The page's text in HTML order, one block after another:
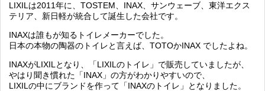
LIXILは2011年に、TOSTEM、INAX、サンウェーブ、東洋エクス
テリア、新日軽が統合して誕生した会社です。
INAXは誰もが知るトイレメーカーでした。
日本の本物の陶器のトイレと言えば、TOTOかINAX でしたよね。
INAXがLIXILとなり、「LIXILのトイレ」で販売していましたが、
やはり聞き慣れた「INAX」の方がわかりやすいので、
LIXILの中にブランドを作って「INAXのトイレ」となりました。